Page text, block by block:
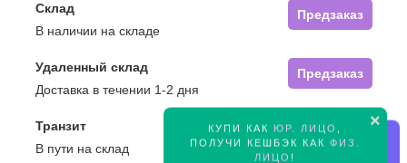
×
КУПИ КАК ЮР. ЛИЦО
ПОЛУЧИ КЕШБЭК КАК ФИЗ.
ЛИЦО !
Склад
Предзаказ
В наличии на складе
Удаленный склад
Предзаказ
Доставка в течении 1-2 дня
Транзит
Предзаказ
В пути на склад